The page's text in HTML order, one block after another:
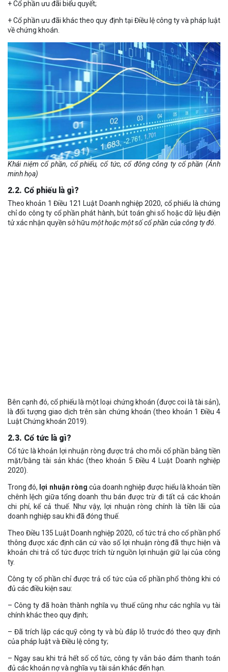
+ Cổ phần ưu đãi biểu quyết;
+ Cổ phần ưu đãi khác theo quy định tại Điều lệ công ty và pháp luật
về chứng khoán.
Khái niệm cổ phần, cổ phiếu, cổ tức, cổ đông công ty cổ phần (Ảnh
minh họa)
2.2. Cổ phiếu là gì?
Theo khoản 1 Điều 121 Luật Doanh nghiệp 2020, cổ phiếu là chứng
chỉ do công ty cổ phần phát hành, bút toán ghi sổ hoặc dữ liệu điện
tử xác nhận quyền sở hữu một hoặc một số cổ phần của công ty đó
Bên cạnh đó, cổ phiếu là một loại chứng khoán (được coi là tài sản),
là đối tượng giao dịch trên sàn chứng khoán (theo khoản 1 Điều 4
Luật Chứng khoán 2019).
2.3. Cổ tức là gì?
Cổ tức là khoản lợi nhuận ròng được trả cho mỗi cổ phần bằng tiền
mặt/bằng tài sản khác (theo khoản 5 Điều 4 Luật Doanh nghiệp
2020).
Trong đó, lợi nhuận ròng của doanh nghiệp được hiểu là khoản tiền
chênh lệch giữa tổng doanh thu bán được trừ đi tất cả các khoản
chi phí, kể cả thuế. Như vậy, lợi nhuận ròng chính là tiền lãi của
doanh nghiệp sau khi đã đóng thuế.
Theo Điều 135 Luật Doanh nghiệp 2020, cổ tức trả cho cổ phần phổ
thông được xác định căn cứ vào số lợi nhuận ròng đã thực hiện và
khoản chi trả cổ tức được trích từ nguồn lợi nhuận giữ lại của công
ty.
Công ty cổ phần chỉ được trả cổ tức của cổ phần phổ thông khi có
đủ các điều kiện sau:
– Công ty đã hoàn thành nghĩa vụ thuế cũng như các nghĩa vụ tài
chính khác theo quy định;
– Đã trích lập các quỹ công ty và bù đắp lỗ trước đó theo quy định
của pháp luật và Điều lệ công ty;
– Ngay sau khi trả hết số cổ tức, công ty vẫn bảo đảm thanh toán
đủ các khoản nợ và nghĩa vụ tài sản khác đến hạn.